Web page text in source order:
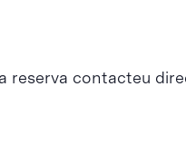
reserva contacteu